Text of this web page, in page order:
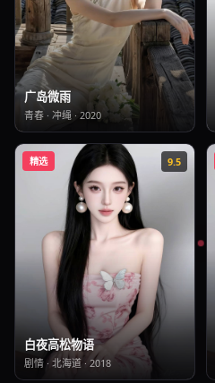
广岛微雨
青春· 冲绳· 2020
精选 9.5
白夜高松物语
剧情· 北海道· 2018